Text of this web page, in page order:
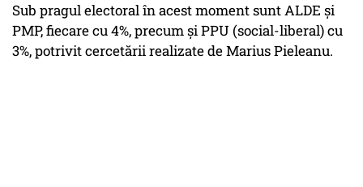
Sub pragul electoral în acest moment sunt ALDE și
PMP, fiecare cu 4%, precum și PPU (social-liberal) cu
3%, potrivit cercetării realizate de Marius Pieleanu.